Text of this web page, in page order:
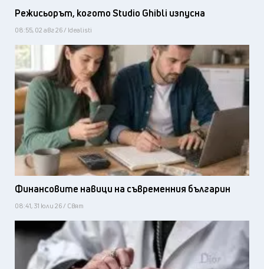
Режисьорът, когото Studio Ghibli изпусна
08:55, 02 авг 26 / Idealisti
Финансовите навици на съвременния българин
08:41, 31 юли 26 / Свят